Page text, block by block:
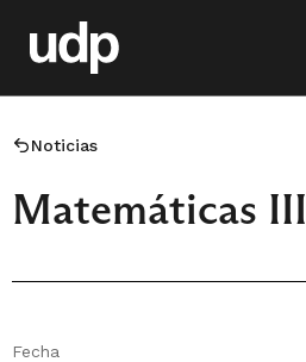
Noticias
Matemáticas III
Fecha